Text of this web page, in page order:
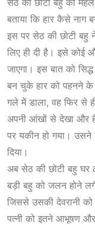
बताया कि हार कैसे
इस पर सेठ की छोटी बहु
लिए ही दी है। इसे कोई
जाएगा। इस बात को
बन चुके हार को पहनने के
गले में डाला, वह फिर से
अपनी आंखों से देखा और
पर यकीन हो गया।
दिया।
अब सेठ की छोटी बहु
बड़ी बहु को जलन होने
जिससे उसकी देवरानी को
पत्नी को इतने आभूषण